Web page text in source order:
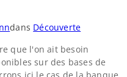
dans Découverte
que l'on ait besoin
sur des bases de